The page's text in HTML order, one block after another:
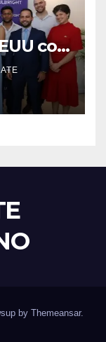
con
y la
por
by Themeansar.